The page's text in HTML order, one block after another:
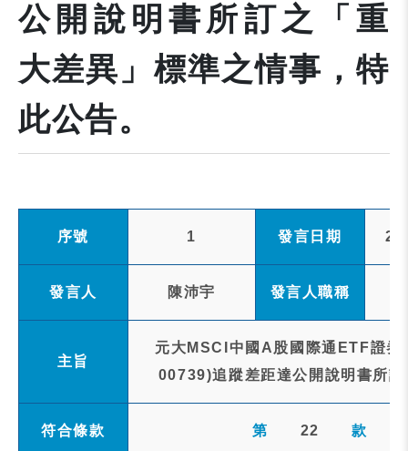
公開說明書所訂之「重
大差異」標準之情事，特
此公告。
序號 1 發言日期
發言人 陳沛宇 發言人職稱
主旨
元大MSCI中國A股國際通ETF證
00739)追蹤差距達公開說明書所
符合條款 第 22 款